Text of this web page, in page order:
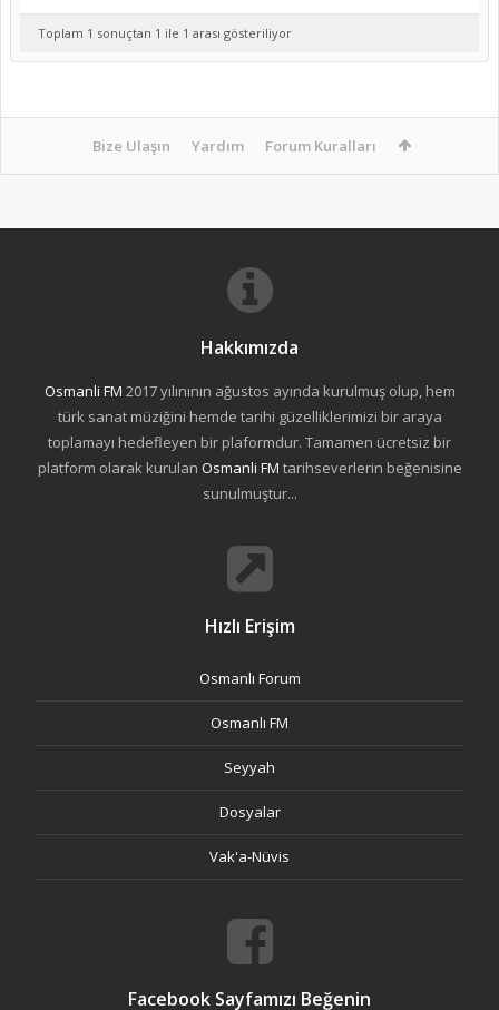
Toplam 1 sonuçtan 1 ile 1 arası gösteriliyor
Bize Ulaşın Yardım Forum Kuralları
Hakkımızda
Osmanli FM 2017 yılınının ağustos ayında kurulmuş olup, hem
türk sanat müziğini hemde tarihi güzelliklerimizi bir araya
toplamayı hedefleyen bir plaformdur. Tamamen ücretsiz bir
platform olarak kurulan Osmanli FM tarihseverlerin beğenisine
sunulmuştur...
Hızlı Erişim
Osmanlı Forum
Osmanlı FM
Seyyah
Dosyalar
Vak'a-Nüvis
Facebook Sayfamızı Beğenin